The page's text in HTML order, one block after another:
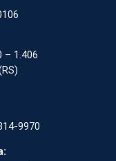
– 1.406
9970